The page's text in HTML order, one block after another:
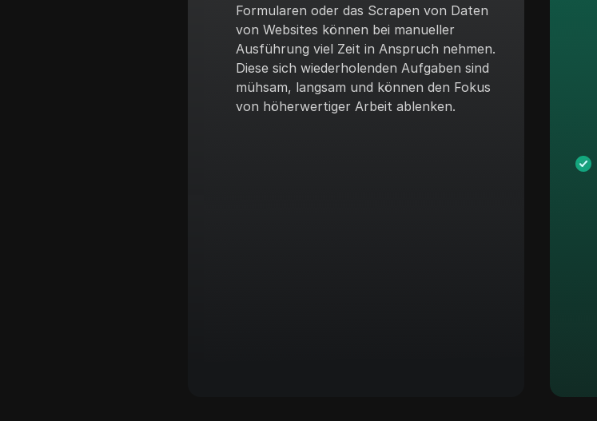
Formularen oder das Scrapen von Daten
von Websites können bei manueller
Ausführung viel Zeit in Anspruch nehmen.
Diese sich wiederholenden Aufgaben sind
mühsam, langsam und können den Fokus
von höherwertiger Arbeit ablenken.